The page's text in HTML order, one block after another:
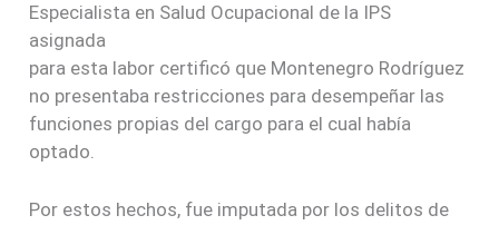
Especialista en Salud Ocupacional de la IPS
asignada
para esta labor certificó que Montenegro Rodríguez
no presentaba restricciones para desempeñar las
funciones propias del cargo para el cual había
optado.
Por estos hechos, fue imputada por los delitos de